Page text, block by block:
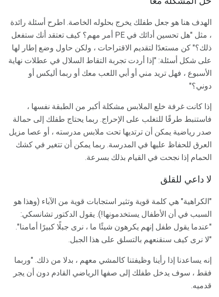
الهدف هنا هو جعل طفلك يخرج بحلوله الخاصة. اطرح أسئلة رائدة
، مثل "هل تحسين أدائك في PE أمر مهم؟ كيف تعتقد أنك ستفعل
ذلك؟" كن مستعدًا لتقديم الاقتراحات ، ولكن حاول وضع إطار لها
على شكل أسئلة: "إذا أردت تجربة التقاط السلال في عطلات نهاية
الأسبوع ، فهل تريد مني أو أبي اللعب معك أو ربما أليكس أو
دوني؟"
إذا كانت غرفة خلع الملابس مشكلة أكبر من الطبقة نفسها ،
فاستنبط طرقًا للتغلب على الإحراج. ربما يحتاج طفلك إلى حمالة
صدر رياضية يمكن أن ترتديها تحت ملابس مدرسته ، أو عصا مزيل
العرق للحفاظ عليها في المدرسة. ربما يمكن أن تتغير في كشك
الحمام إذا نجحت في القيام بذلك بسرعة.
لا داعي للقلق
"الكراهية" هي كلمة قوية وتثير استجابات قوية من الآباء (وهذا هو
السبب في أن الأطفال يستخدمونها!). يقول الدكتور تشانسكي:
"عندما يقول طفل إنهم يكرهون شيئًا ما ، نرى جبلًا كبيرًا أمامنا".
"لا نرى كيف سنقنعهم بالتسلق على هذا الجبل.
إنه يساعدنا إذا رأينا وظيفتنا كالمشي معهم ، بدلا من ذلك. "وربما
فقط ، سوف يدخل طفلك إلى صفها الرياضي القادم دون أن يجر
قدميه.